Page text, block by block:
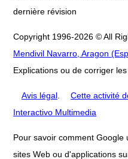
dernière révision
Copyright 1996-2026 © All
Mendivil Navarro, Aragon
Explications ou de corriger
Avis légal
Cette activité
Interactivo Multimedia
Pour savoir comment
sites Web ou d'applications